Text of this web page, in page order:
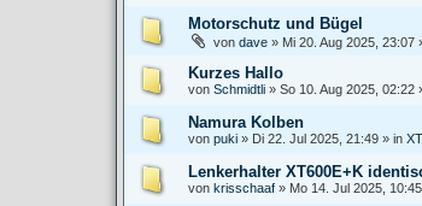
Motorschutz und Bügel
von dave » Mi 20. Aug 2025, 23:07
Kurzes Hallo
von Schmidtli » So 10. Aug 2025, 02:22
Namura Kolben
von puki » Di 22. Jul 2025, 21:49 » in
Lenkerhalter XT600E+K
von krisschaaf » Mo 14. Jul 2025, 10:45